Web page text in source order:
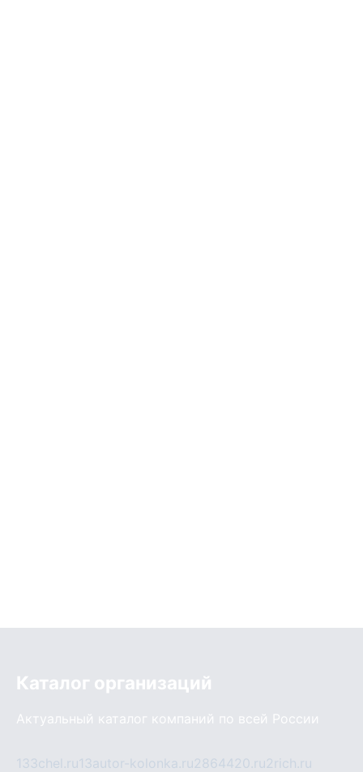
Каталог организаций
Актуальный каталог компаний по всей России
133chel.ru13autor-kolonka.ru2864420.ru2rich.ru